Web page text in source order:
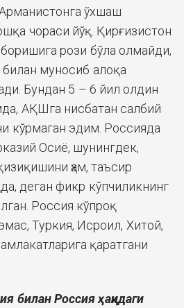
ўхшаш
чораси йўқ. Қирғизистон
рози бўла олмайди,
муносиб алоқа
Бундан 5 – 6 йил олдин
АҚШга нисбатан салбий
кўрмаган эдим. Россияда
Осиё, шунингдек,
ҳам, таъсир
деган фикр кўпчиликнинг
Россия кўпроқ
Туркия, Исроил, Хитой,
қаратгани
билан Россия ҳақидаги